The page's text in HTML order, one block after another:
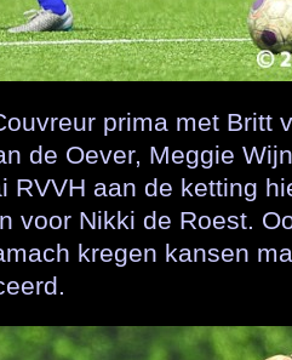
prima met Britt
de Oever, Meggie
RVVH aan de ketting
voor Nikki de Roest.
kregen kansen